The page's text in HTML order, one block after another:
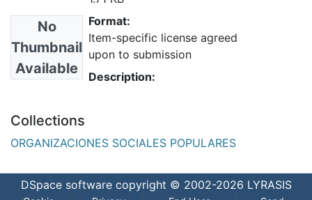
No
Thumbnail
Available
Format:
Item-specific license agreed
upon to submission
Description:
Collections
ORGANIZACIONES SOCIALES POPULARES
DSpace softwarecopyright © 2002-2026 LYRASIS